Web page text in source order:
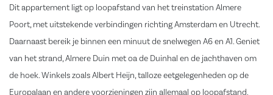
Dit appartement ligt op loopafstand van het treinstation Almere
Poort, met uitstekende verbindingen richting Amsterdam en Utrecht.
Daarnaast bereik je binnen een minuut de snelwegen A6 en A1. Geniet
van het strand, Almere Duin met oa de Duinhal en de jachthaven om
de hoek. Winkels zoals Albert Heijn, talloze eetgelegenheden op de
Europalaan en andere voorzieningen zijn allemaal op loopafstand.